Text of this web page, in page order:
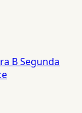
BSegunda